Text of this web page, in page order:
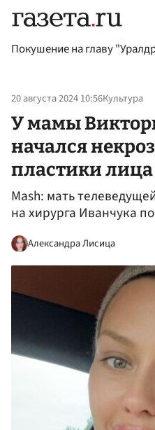
Покушение на главу
20 августа 2024 10:56Культура
У мамы
начался
пластики лица
Mash: мать
на хирурга Иванчука
Александра Лисица